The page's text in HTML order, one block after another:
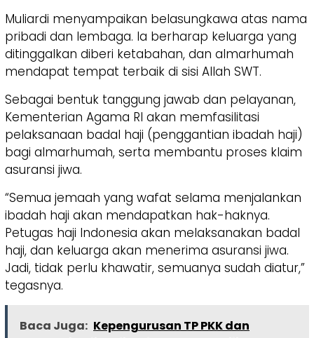
Muliardi menyampaikan belasungkawa atas nama
pribadi dan lembaga. Ia berharap keluarga yang
ditinggalkan diberi ketabahan, dan almarhumah
mendapat tempat terbaik di sisi Allah SWT.
Sebagai bentuk tanggung jawab dan pelayanan,
Kementerian Agama RI akan memfasilitasi
pelaksanaan badal haji (penggantian ibadah haji)
bagi almarhumah, serta membantu proses klaim
asuransi jiwa.
“Semua jemaah yang wafat selama menjalankan
ibadah haji akan mendapatkan hak-haknya.
Petugas haji Indonesia akan melaksanakan badal
haji, dan keluarga akan menerima asuransi jiwa.
Jadi, tidak perlu khawatir, semuanya sudah diatur,”
tegasnya.
Baca Juga: Kepengurusan TP PKK dan